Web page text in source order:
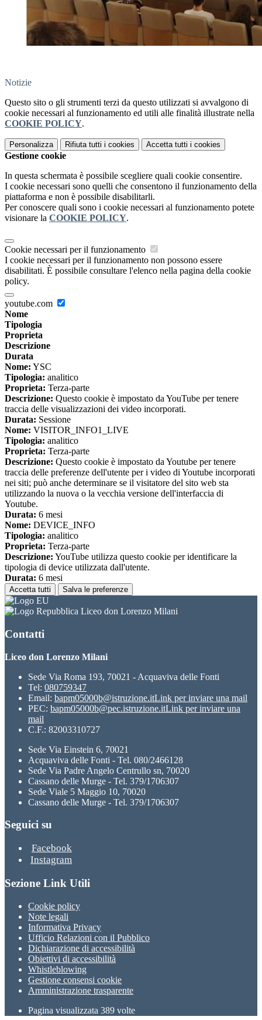
Notizie
Questo sito o gli strumenti terzi da questo utilizzati si avvalgono di
cookie necessari al funzionamento ed utili alle finalità illustrate nella
COOKIE POLICY.
Personalizza Rifiuta tutti i cookies Accetta tutti i cookies
Gestione cookie
In questa schermata è possibile scegliere quali cookie consentire.
I cookie necessari sono quelli che consentono il funzionamento della
piattaforma e non è possibile disabilitarli.
Per conoscere quali sono i cookie necessari al funzionamento potete
visionare la COOKIE POLICY.
Cookie necessari per il funzionamento
I cookie necessari per il funzionamento non possono essere
disabilitati. È possibile consultare l'elenco nella pagina della cookie
policy.
youtube.com
Nome
Tipologia
Proprieta
Descrizione
Durata
Nome: YSC
Tipologia: analitico
Proprieta: Terza-parte
Descrizione: Questo cookie è impostato da YouTube per tenere
traccia delle visualizzazioni dei video incorporati.
Durata: Sessione
Nome: VISITOR_INFO1_LIVE
Tipologia: analitico
Proprieta: Terza-parte
Descrizione: Questo cookie è impostato da Youtube per tenere
traccia delle preferenze dell'utente per i video di Youtube incorporati
nei siti; può anche determinare se il visitatore del sito web sta
utilizzando la nuova o la vecchia versione dell'interfaccia di
Youtube.
Durata: 6 mesi
Nome: DEVICE_INFO
Tipologia: analitico
Proprieta: Terza-parte
Descrizione: YouTube utilizza questo cookie per identificare la
tipologia di device utilizzata dall'utente.
Durata: 6 mesi
Accetta tutti Salva le preferenze
Liceo don Lorenzo Milani
Contatti
Liceo don Lorenzo Milani
Sede Via Roma 193, 70021 - Acquaviva delle Fonti
Tel: 080759347
Email: bapm05000b@istruzione.itLink per inviare una mail
PEC: bapm05000b@pec.istruzione.itLink per inviare una
mail
C.F.: 82003310727
Sede Via Einstein 6, 70021
Acquaviva delle Fonti - Tel. 080/2466128
Sede Via Padre Angelo Centrullo sn, 70020
Cassano delle Murge - Tel. 379/1706307
Sede Viale 5 Maggio 10, 70020
Cassano delle Murge - Tel. 379/1706307
Seguici su
Facebook
Instagram
Sezione Link Utili
Cookie policy
Note legali
Informativa Privacy
Ufficio Relazioni con il Pubblico
Dichiarazione di accessibilità
Obiettivi di accessibilità
Whistleblowing
Gestione consensi cookie
Amministrazione trasparente
Pagina visualizzata 389 volte